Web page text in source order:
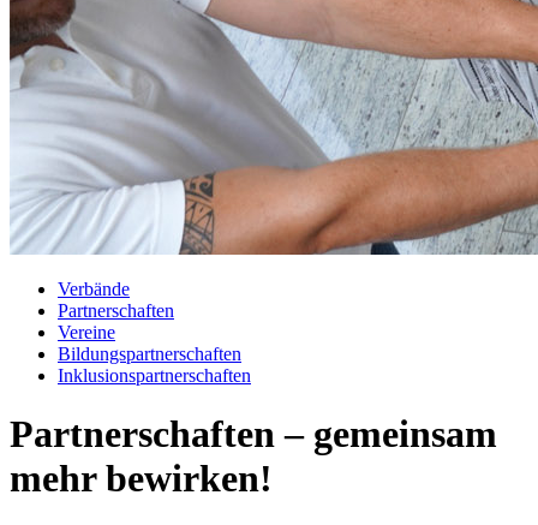
Verbände
Partnerschaften
Vereine
Bildungspartnerschaften
Inklusionspartnerschaften
Partnerschaften – gemeinsam
mehr bewirken!